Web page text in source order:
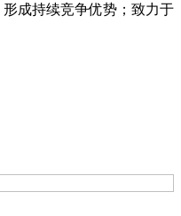
成持续竞争优势；致力于